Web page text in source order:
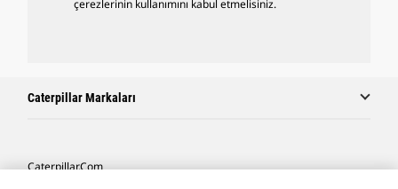
çerezlerinin kullanımını kabul etmelisiniz.
Caterpillar Markaları
Caterpillar.com